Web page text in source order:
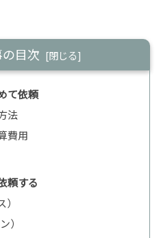
目次
て依頼
法
費用
頼する
）